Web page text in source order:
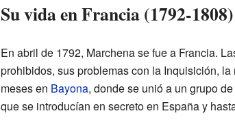
Su vida en Francia (1792-1808)
En abril de 1792, Marchena se fue a Francia.
prohibidos, sus problemas con la Inquisición,
meses en Bayona, donde se unió a un grupo
que se introducían en secreto en España y